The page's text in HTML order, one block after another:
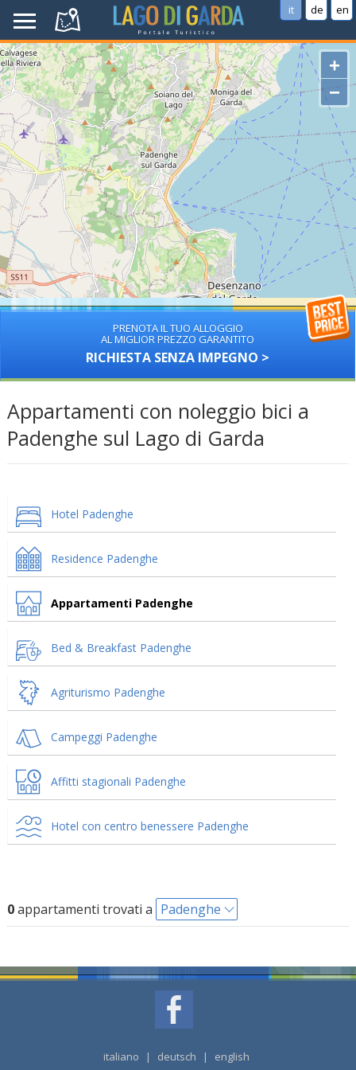
it de en
+
−
PRENOTA IL TUO ALLOGGIO
AL MIGLIOR PREZZO GARANTITO
RICHIESTA SENZA IMPEGNO >
Appartamenti con noleggio bici a
Padenghe sul Lago di Garda
Hotel Padenghe
Residence Padenghe
Appartamenti Padenghe
Bed & Breakfast Padenghe
Agriturismo Padenghe
Campeggi Padenghe
Affitti stagionali Padenghe
Hotel con centro benessere Padenghe
0appartamenti trovati a Padenghe
italiano | deutsch | english